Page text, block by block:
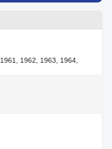
1962, 1963, 1964,